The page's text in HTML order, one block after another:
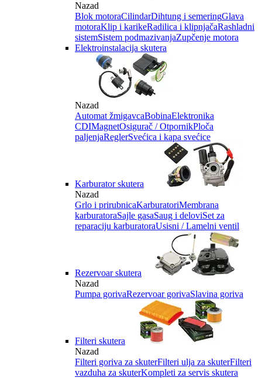
Nazad
Blok motoraCilindarDihtung i semeringGlava
motoraKlip i karikeRadilica i klipnjačaRashladni
sistemSistem podmazivanjaZupčenje motora
Elektroinstalacija skutera
Nazad
Automat žmigavcaBobinaElektronika
CDIMagnetOsigurač / OtpornikPloča
paljenjaReglerSvećica i kapa svećice
Karburator skutera
Nazad
Grlo i prirubnicaKarburatoriMembrana
karburatoraSajle gasaSaug i deloviSet za
reparaciju karburatoraUsisni / Lamelni ventil
Rezervoar skutera
Nazad
Pumpa gorivaRezervoar gorivaSlavina goriva
Filteri skutera
Nazad
Filteri goriva za skuterFilteri ulja za skuterFilteri
vazduha za skuterKompleti za servis skutera